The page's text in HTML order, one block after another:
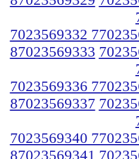
7023569332
87023569333
7023569336
87023569337
7023569340
87023569341